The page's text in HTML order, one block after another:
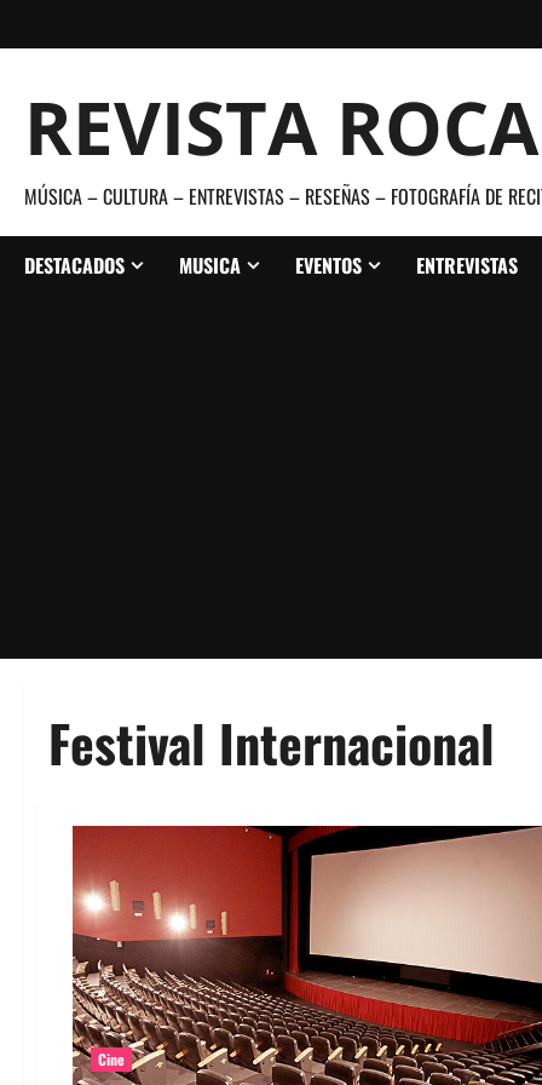
al
REVISTA
MÚSICA – CULTURA – ENTREVISTAS – RESEÑAS – FOTOGRAFÍA DE
DESTACADOS MUSICA EVENTOS ENTREVISTAS
Festival Internacional
Cine